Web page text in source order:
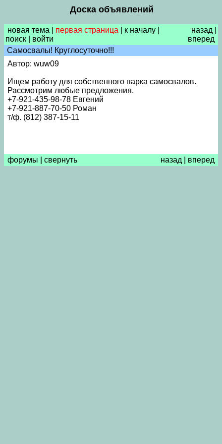
Доска объявлений
новая тема первая страница к началу
поиск
войти
назад
вперед
Самосвалы! Круглосуточно!!!
Автор: wuw09
Ищем работу для собственного парка самосвалов.
Рассмотрим любые предложения.
+7-921-435-98-78 Евгений
+7-921-887-70-50 Роман
т/ф. (812) 387-15-11
форумы свернуть назад вперед